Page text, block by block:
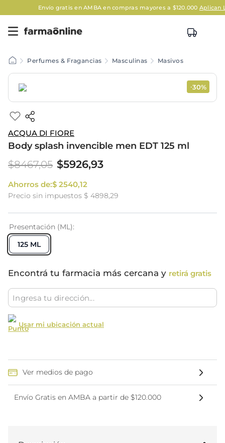
Envío gratis en AMBA en compras mayores a $120.000Aplican
Perfumes & Fragancias Masculinas Masivos
-30%
ACQUA DI FIORE
Body splash invencible men EDT 125 ml
$8467,05 $5926,93
Ahorros de:$ 2540,12
Precio sin impuestos $ 4898,29
Presentación (ML)
125 ML
Encontrá tu farmacia más cercana y retirá gratis
Usar mi ubicación actual
Ver medios de pago
Envío Gratis en AMBA a partir de $120.000